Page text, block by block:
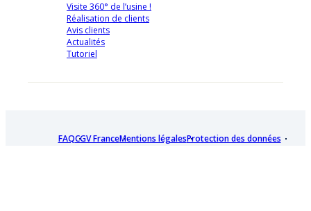
Visite 360° de l’usine !
Réalisation de clients
Avis clients
Actualités
Tutoriel
FAQCGV FranceMentions légalesProtection des données